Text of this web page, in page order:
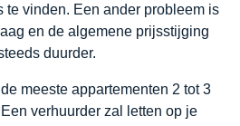
te vinden. Een ander probleem is
en de algemene prijsstijging
duurder.
meeste appartementen 2 tot 3
verhuurder zal letten op je